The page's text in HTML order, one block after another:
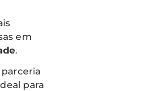
em
.
para